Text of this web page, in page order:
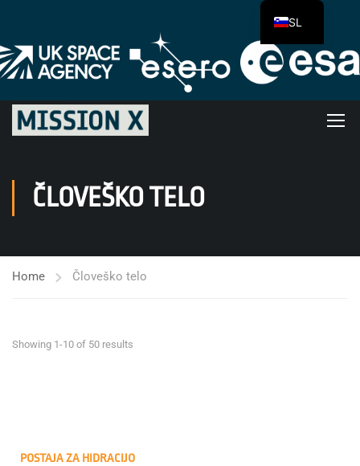
ČLOVEŠKO TELO
Home Človeško telo
Showing 1-10 of 50 results
POSTAJA ZA HIDRACIJO
SL